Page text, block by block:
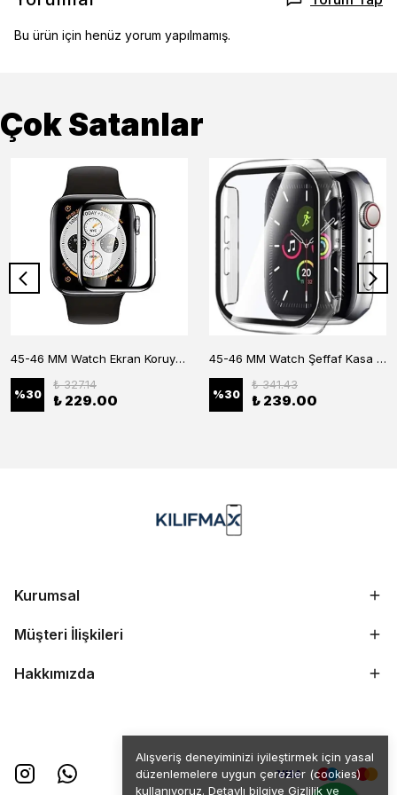
Alışveriş deneyiminizi iyileştirmek için yasal
düzenlemelere uygun çerezler (cookies)
kullanıyoruz. Detaylı bilgiye Gizlilik ve
Bu ürün için henüz yorum yapılmamış.
Çok Satanlar
45-46 MM Watch Ekran Koruyucu
%30
₺ 327.14
₺ 229.00
45-46 MM Watch Şeffaf Kasa Koruyucu
%30
₺ 341.43
₺ 239.00
Kurumsal
Müşteri İlişkileri
Hakkımızda